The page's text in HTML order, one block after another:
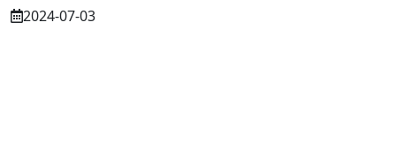
2024-07-03